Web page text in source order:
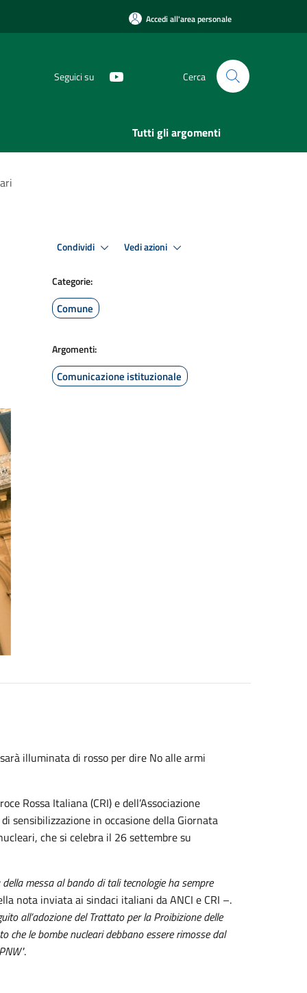
Accedi all'area personale
Seguici su Cerca
Tutti gli argomenti
Condividi Vedi azioni
Categorie:
Comune
Argomenti:
Comunicazione istituzionale
illuminata di rosso per dire No alle armi
Rossa Italiana (CRI) e dell’Associazione
sensibilizzazione in occasione della Giornata
che si celebra il 26 settembre su
messa al bando di tali tecnologie ha sempre
nota inviata ai sindaci italiani da ANCI e CRI –.
all’adozione del Trattato per la Proibizione delle
che le bombe nucleari debbano essere rimosse dal
.